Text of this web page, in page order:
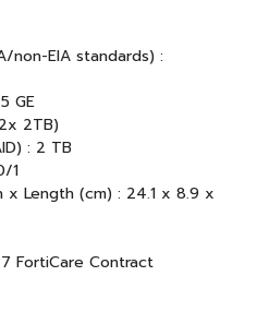
non-EIA standards) :
GE
2TB)
: 2 TB
1
x Length (cm) : 24.1 x 8.9 x
FortiCare Contract